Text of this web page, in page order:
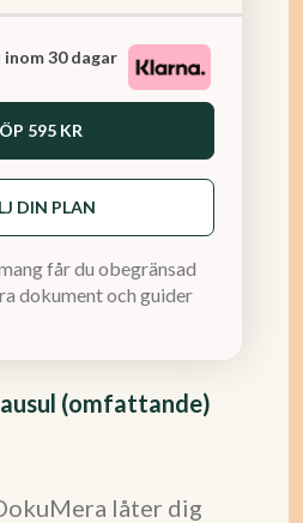
(omfattande)
låter dig
inom 30 dagar
595 KR
DIN PLAN
får du obegränsad
dokument och guider